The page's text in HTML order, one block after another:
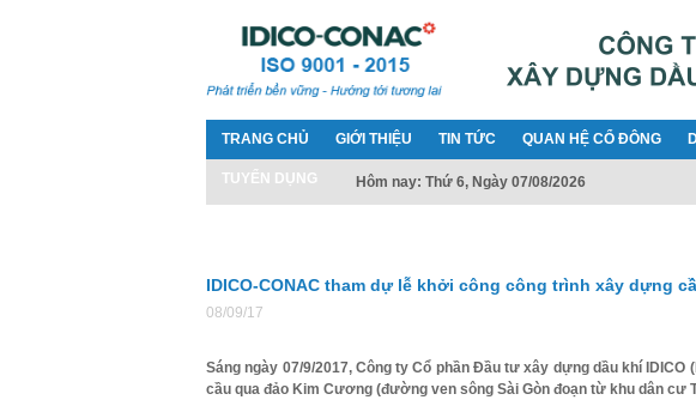
TRANG CHỦ GIỚI THIỆU TIN TỨC QUAN HỆ CỔ ĐÔNG
TUYỂN DỤNG Hôm nay: Thứ 6, Ngày 07/08/2026
IDICO-CONAC tham dự lễ khởi công công trình xây dựng
08/09/17
Sáng ngày 07/9/2017, Công ty Cổ phần Đầu tư xây dựng dầu khí
cầu qua đảo Kim Cương (đường ven sông Sài Gòn đoạn từ khu dân cư